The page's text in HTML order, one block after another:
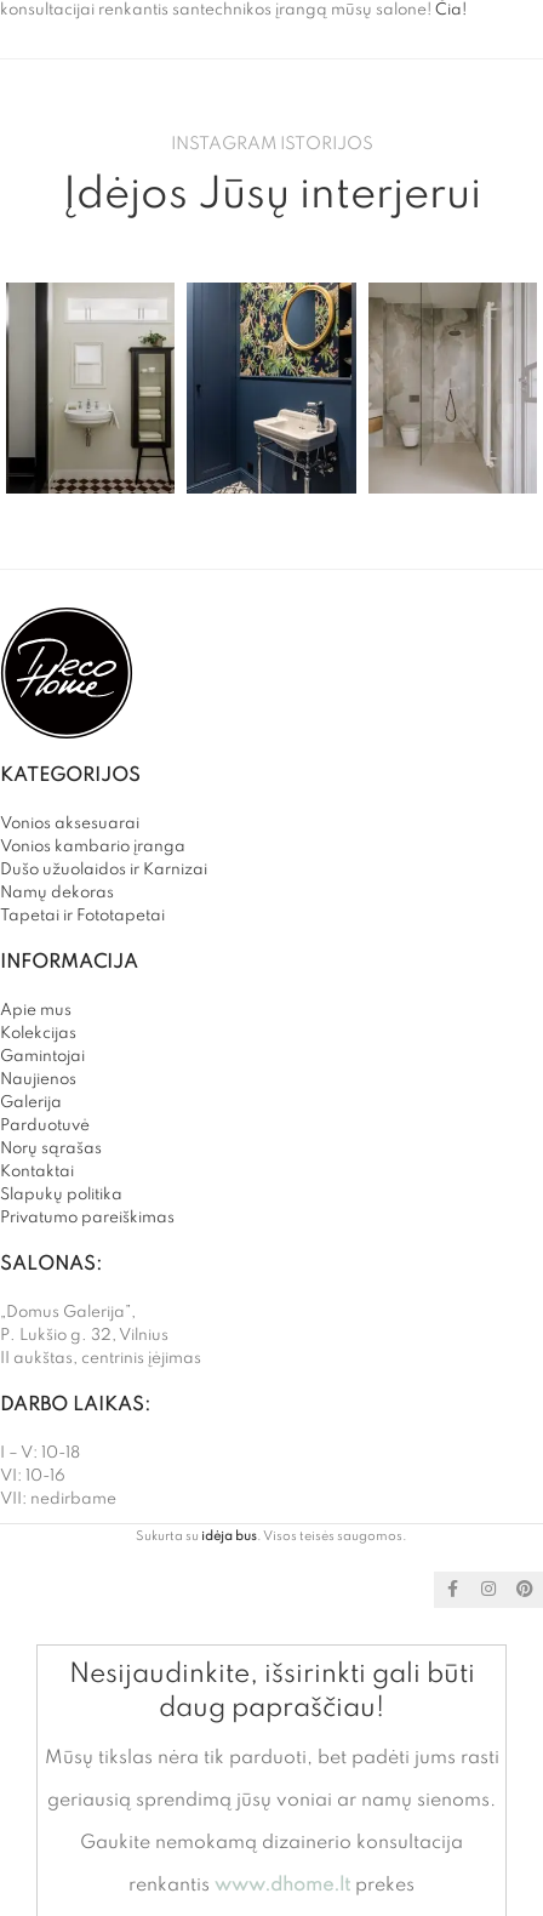
konsultacijai renkantis santechnikos įrangą mūsų salone! Čia!
INSTAGRAM ISTORIJOS
Įdėjos Jūsų interjerui
KATEGORIJOS
Vonios aksesuarai
Vonios kambario įranga
Dušo užuolaidos ir Karnizai
Namų dekoras
Tapetai ir Fototapetai
INFORMACIJA
Apie mus
Kolekcijas
Gamintojai
Naujienos
Galerija
Parduotuvė
Norų sąrašas
Kontaktai
Slapukų politika
Privatumo pareiškimas
SALONAS:
„Domus Galerija”,
P. Lukšio g. 32, Vilnius
II aukštas, centrinis įėjimas
DARBO LAIKAS:
I – V: 10-18
VI: 10-16
VII: nedirbame
Sukurta su idėja bus. Visos teisės saugomos.
Nesijaudinkite, išsirinkti gali būti
daug papraščiau!
Mūsų tikslas nėra tik parduoti, bet padėti jums rasti
geriausią sprendimą jūsų voniai ar namų sienoms.
Gaukite nemokamą dizainerio konsultacija
renkantis www.dhome.lt prekes